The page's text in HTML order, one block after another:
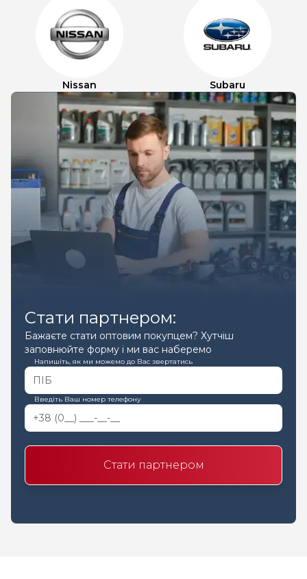
Nissan Subaru
Стати партнером:
Бажаєте стати оптовим покупцем? Хутчіш
заповнюйте форму і ми вас наберемо
Напишіть, як ми можемо до Вас звертатись
Введіть Ваш номер телефону
Стати партнером